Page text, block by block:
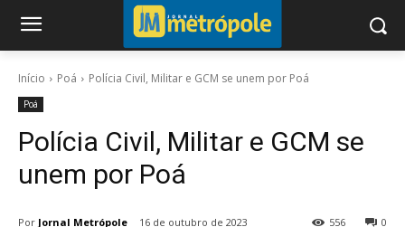
Início Poá Polícia Civil, Militar e GCM se unem por Poá
Poá
Polícia Civil, Militar e GCM se
unem por Poá
Por Jornal Metrópole 16 de outubro de 2023 0
556